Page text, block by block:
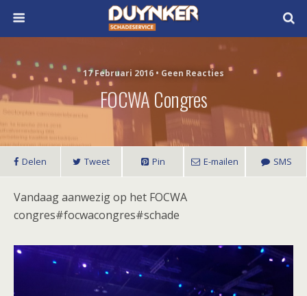
17 Februari 2016 • Geen Reacties
FOCWA Congres
Delen Tweet Pin E-mailen SMS
Vandaag aanwezig op het FOCWA
congres#focwacongres#schade